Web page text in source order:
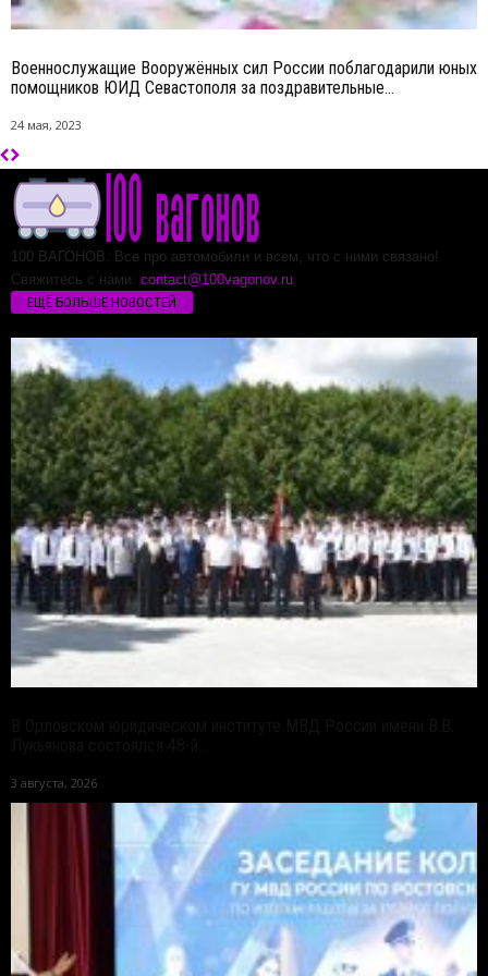
Военнослужащие Вооружённых сил России поблагодарили юных
помощников ЮИД Севастополя за поздравительные...
24 мая, 2023
100 ВАГОНОВ. Все про автомобили и всем, что с ними связано!
Свяжитесь с нами: contact@100vagonov.ru
ЕЩЁ БОЛЬШЕ НОВОСТЕЙ
3 августа, 2026